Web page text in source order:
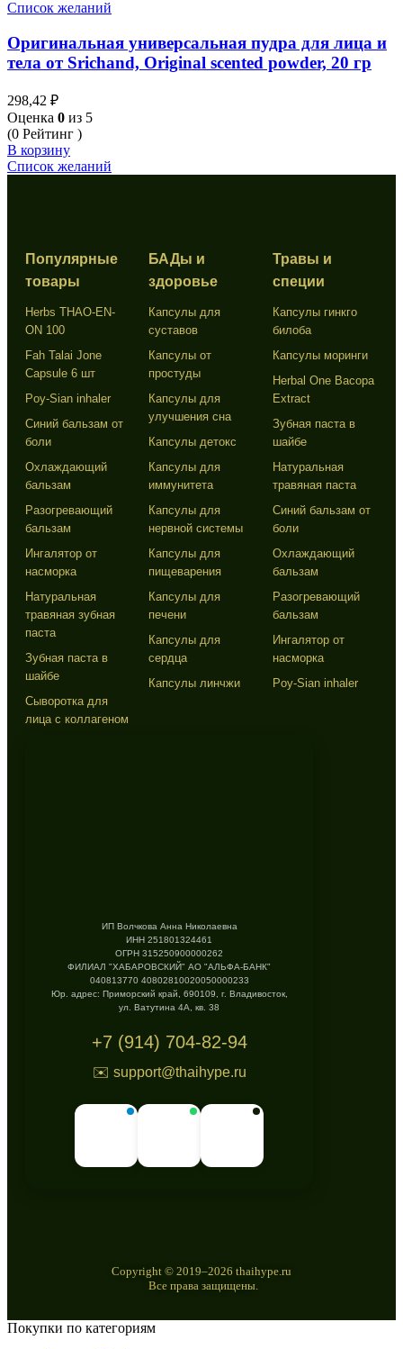
Список желаний
Оригинальная универсальная пудра для лица и
тела от Srichand, Original scented powder, 20 гр
298,42 ₽
Оценка 0 из 5
(0 Рейтинг )
В корзину
Список желаний
Популярные
товары
Herbs THAO-EN-
ON 100
Fah Talai Jone
Capsule 6 шт
Poy-Sian inhaler
Синий бальзам от
боли
Охлаждающий
бальзам
Разогревающий
бальзам
Ингалятор от
насморка
Натуральная
травяная зубная
паста
Зубная паста в
шайбе
Сыворотка для
лица с коллагеном
БАДы и
здоровье
Капсулы для
суставов
Капсулы от
простуды
Капсулы для
улучшения сна
Капсулы детокс
Капсулы для
иммунитета
Капсулы для
нервной системы
Капсулы для
пищеварения
Капсулы для
печени
Капсулы для
сердца
Капсулы линчжи
Травы и
специи
Капсулы гинкго
билоба
Капсулы моринги
Herbal One Bacopa
Extract
Зубная паста в
шайбе
Натуральная
травяная паста
Синий бальзам от
боли
Охлаждающий
бальзам
Разогревающий
бальзам
Ингалятор от
насморка
Poy-Sian inhaler
ИП Волчкова Анна Николаевна
ИНН 251801324461
ОГРН 315250900000262
ФИЛИАЛ "ХАБАРОВСКИЙ" АО "АЛЬФА-БАНК"
040813770 40802810020050000233
Юр. адрес: Приморский край, 690109, г. Владивосток,
ул. Ватутина 4А, кв. 38
+7 (914) 704-82-94
✉️ support@thaihype.ru
Copyright © 2019–2026 thaihype.ru
Все права защищены.
Покупки по категориям